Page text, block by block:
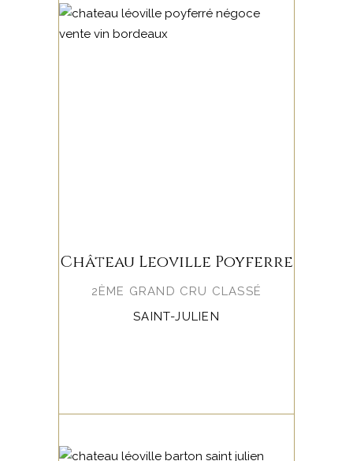
Château Leoville Poyferre
2ÈME GRAND CRU CLASSÉ
SAINT-JULIEN